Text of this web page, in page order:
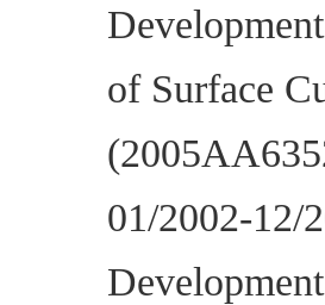
of Surface
01/2002-12/